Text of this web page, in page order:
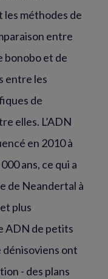
les méthodes de
entre
bonobo et de
entre les
de
elles. L’ADN
en 2010 à
ans, ce qui a
de Neandertal à
plus
ADN de petits
dénisoviens ont
- des plans